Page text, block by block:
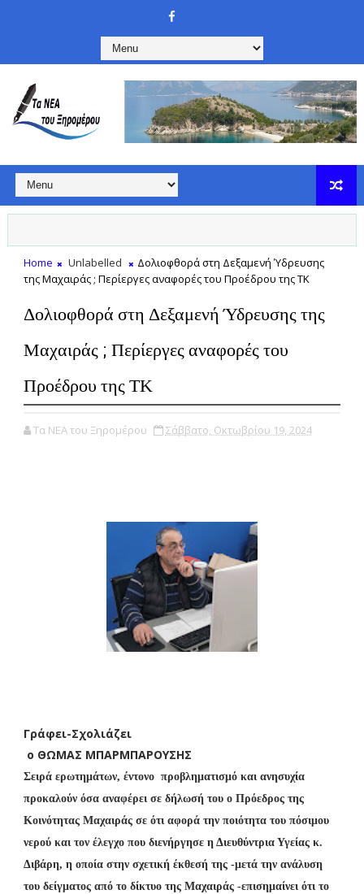
Home Unlabelled
Δολιοφθορά στη Δεξαμενή Ύδρευσης
της Μαχαιράς ; Περίεργες αναφορές του Προέδρου της ΤΚ
Δολιοφθορά στη Δεξαμενή Ύδρευσης της
Μαχαιράς ; Περίεργες αναφορές του
Προέδρου της ΤΚ
Τα ΝΕΑ του Ξηρομέρου Σάββατο, Οκτωβρίου 19, 2024
Γράφει-Σχολιάζει
ο ΘΩΜΑΣ ΜΠΑΡΜΠΑΡΟΥΣΗΣ
Σειρά ερωτημάτων, έντονο προβληματισμό και ανησυχία
προκαλούν όσα αναφέρει σε δήλωσή του ο Πρόεδρος της
Κοινότητας Μαχαιράς σε ότι αφορά την ποιότητα του πόσιμου
νερού και τον έλεγχο που διενήργησε η Διευθύντρια Υγείας κ.
Διβάρη, η οποία στην σχετική έκθεσή της -μετά την ανάλυση
του δείγματος από το δίκτυο της Μαχαιράς -επισημαίνει ότι το